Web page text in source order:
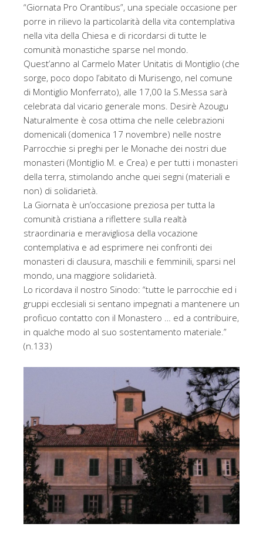
“Giornata Pro Orantibus”, una speciale occasione per
porre in rilievo la particolarità della vita contemplativa
nella vita della Chiesa e di ricordarsi di tutte le
comunità monastiche sparse nel mondo.
Quest’anno al Carmelo Mater Unitatis di Montiglio (che
sorge, poco dopo l’abitato di Murisengo, nel comune
di Montiglio Monferrato), alle 17,00 la S.Messa sarà
celebrata dal vicario generale mons. Desirè Azougu
Naturalmente è cosa ottima che nelle celebrazioni
domenicali (domenica 17 novembre) nelle nostre
Parrocchie si preghi per le Monache dei nostri due
monasteri (Montiglio M. e Crea) e per tutti i monasteri
della terra, stimolando anche quei segni (materiali e
non) di solidarietà.
La Giornata è un’occasione preziosa per tutta la
comunità cristiana a riflettere sulla realtà
straordinaria e meravigliosa della vocazione
contemplativa e ad esprimere nei confronti dei
monasteri di clausura, maschili e femminili, sparsi nel
mondo, una maggiore solidarietà.
Lo ricordava il nostro Sinodo: “tutte le parrocchie ed i
gruppi ecclesiali si sentano impegnati a mantenere un
proficuo contatto con il Monastero … ed a contribuire,
in qualche modo al suo sostentamento materiale.”
(n.133)